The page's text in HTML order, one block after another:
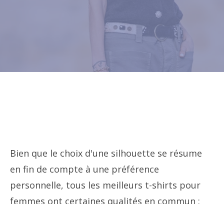
Bien que le choix d'une silhouette se résume
en fin de compte à une préférence
personnelle, tous les meilleurs t-shirts pour
femmes ont certaines qualités en commun :